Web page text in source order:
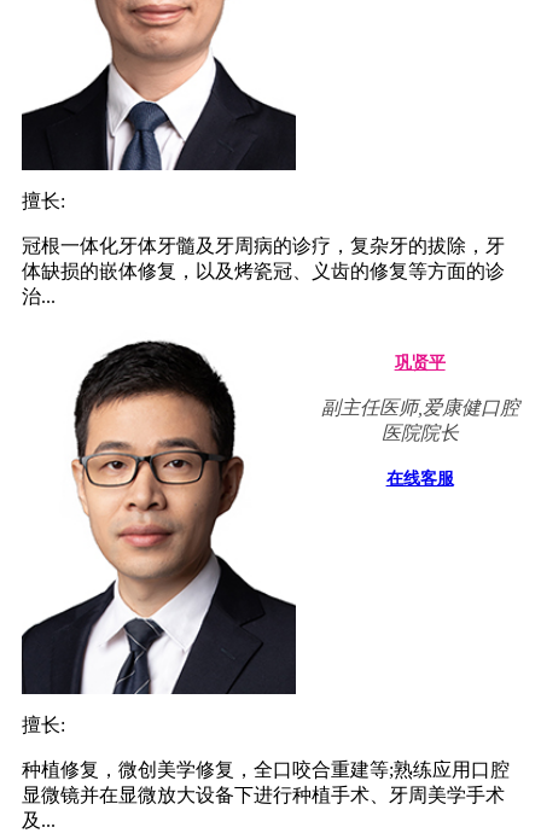
擅长:
冠根一体化牙体牙髓及牙周病的诊疗，复杂牙的拔除，牙
体缺损的嵌体修复，以及烤瓷冠、义齿的修复等方面的诊
治...
巩贤平
副主任医师,爱康健口腔
医院院长
在线客服
擅长:
种植修复，微创美学修复，全口咬合重建等;熟练应用口腔
显微镜并在显微放大设备下进行种植手术、牙周美学手术
及...